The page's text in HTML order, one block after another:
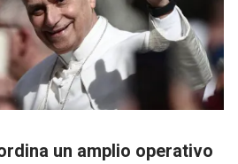
un amplio operativo